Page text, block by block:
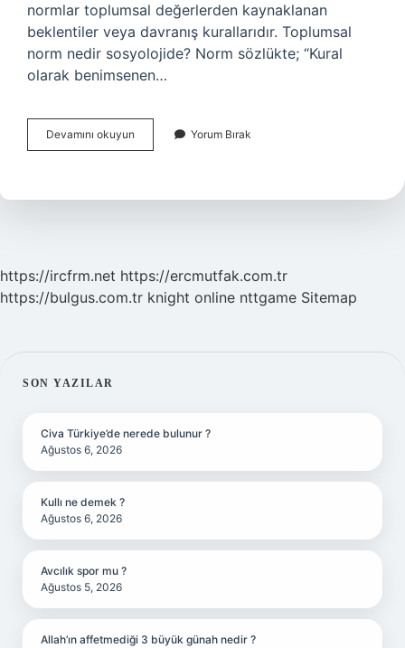
normlar toplumsal değerlerden kaynaklanan
beklentiler veya davranış kurallarıdır. Toplumsal
norm nedir sosyolojide? Norm sözlükte; “Kural
olarak benimsenen…
Devamını okuyun Toplumsal
Değerler
Nedir
Yorum Bırak
https://ircfrm.net https://ercmutfak.com.tr
https://bulgus.com.tr knight online nttgame Sitemap
SIDEBAR
SON YAZILAR
Civa Türkiye’de nerede bulunur ?
Ağustos 6, 2026
Kullı ne demek ?
Ağustos 6, 2026
Avcılık spor mu ?
Ağustos 5, 2026
Allah’ın affetmediği 3 büyük günah nedir ?